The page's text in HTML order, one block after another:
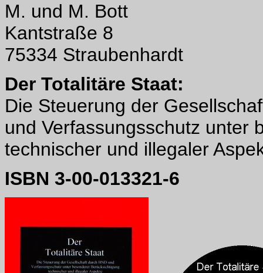
M. und M. Bott
Kantstraße 8
75334 Straubenhardt
Der Totalitäre Staat:
Die Steuerung der
und Verfassungsschutz unter
technischer und illegaler
ISBN 3-00-013321-6